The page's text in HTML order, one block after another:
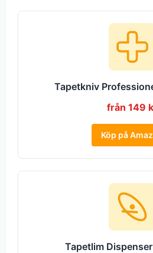
Tapetkniv
från 149
Köp på
Tapetlim